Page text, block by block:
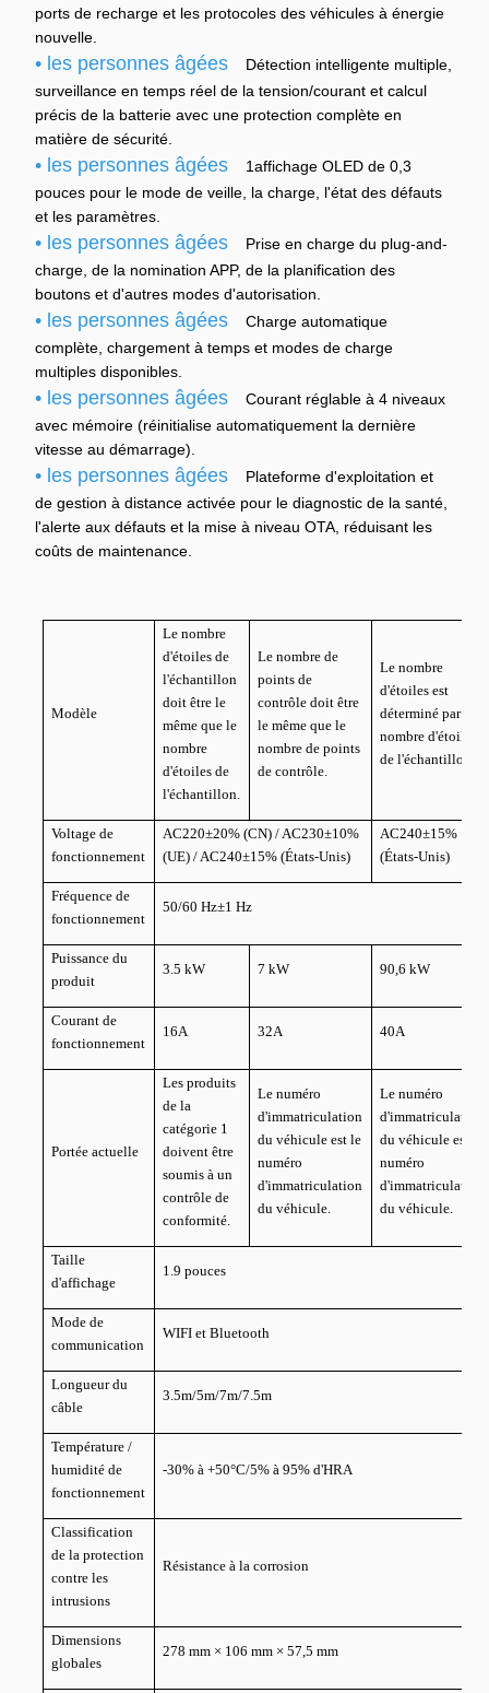
ports de recharge et les protocoles des véhicules à énergie
nouvelle.
• les personnes âgées
Détection intelligente multiple,
surveillance en temps réel de la tension/courant et calcul
précis de la batterie avec une protection complète en
matière de sécurité.
• les personnes âgées
1affichage OLED de 0,3
pouces pour le mode de veille, la charge, l'état des défauts
et les paramètres.
• les personnes âgées
Prise en charge du plug-and-
charge, de la nomination APP, de la planification des
boutons et d'autres modes d'autorisation.
• les personnes âgées
Charge automatique
complète, chargement à temps et modes de charge
multiples disponibles.
• les personnes âgées
Courant réglable à 4 niveaux
avec mémoire (réinitialise automatiquement la dernière
vitesse au démarrage).
• les personnes âgées
Plateforme d'exploitation et
de gestion à distance activée pour le diagnostic de la santé,
l'alerte aux défauts et la mise à niveau OTA, réduisant les
coûts de maintenance.
Modèle
Le nombre
d'étoiles de
l'échantillon
doit être le
même que le
nombre
d'étoiles de
l'échantillon.
Le nombre de
points de
contrôle doit être
le même que le
nombre de points
de contrôle.
Le nombre
d'étoiles est
déterminé par le
nombre d'étoiles
de l'échantillon.
Voltage de
fonctionnement
AC220±20% (CN) / AC230±10%
(UE) / AC240±15% (États-Unis)
AC240±15%
(États-Unis)
Fréquence de
fonctionnement
50/60 Hz±1 Hz
Puissance du
produit
3.5 kW 7 kW 90,6 kW
Courant de
fonctionnement
16A 32A 40A
Portée actuelle
Les produits
de la
catégorie 1
doivent être
soumis à un
contrôle de
conformité.
Le numéro
d'immatriculation
du véhicule est le
numéro
d'immatriculation
du véhicule.
Le numéro
d'immatriculation
du véhicule est le
numéro
d'immatriculation
du véhicule.
Taille
d'affichage
1.9 pouces
Mode de
communication
WIFI et Bluetooth
Longueur du
câble
3.5m/5m/7m/7.5m
Température /
humidité de
fonctionnement
-30% à +50°C/5% à 95% d'HRA
Classification
de la protection
contre les
intrusions
Résistance à la corrosion
Dimensions
globales
278 mm × 106 mm × 57,5 mm